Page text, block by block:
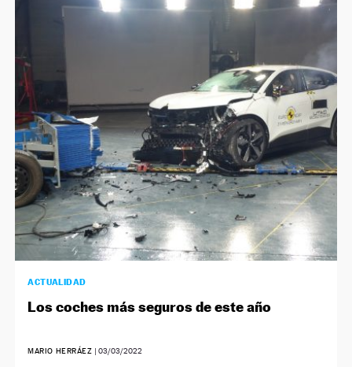
ACTUALIDAD
Los coches más seguros de este año
MARIO HERRÁEZ | 03/03/2022